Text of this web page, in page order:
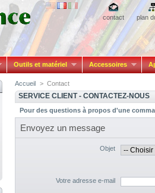
contact plan
Outils et matériel Accessoires
Accueil > Contact
SERVICE CLIENT - CONTACTEZ-NOUS
Pour des questions à propos d'une
Envoyez un message
Objet
Votre adresse e-mail